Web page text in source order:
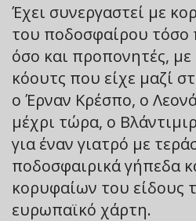
Έχει συνεργαστεί με
του ποδοσφαίρου τόσο
όσο και προπονητές, με
κόουτς που είχε μαζί
ο Έρναν Κρέσπο, ο
μέχρι τώρα, ο
για έναν γιατρό με
ποδοσφαιρικά γήπεδα
κορυφαίων του είδους
ευρωπαϊκό χάρτη.